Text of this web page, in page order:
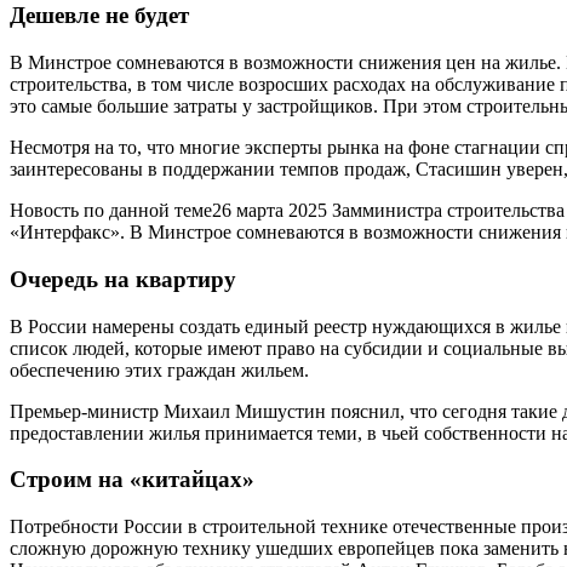
Дешевле не будет
В Минстрое сомневаются в возможности снижения цен на
строительства, в том числе возросших расходах на
это самые большие затраты у застройщиков. При этом
Несмотря на то, что многие эксперты рынка на фоне стагнации
заинтересованы в поддержании темпов продаж, Стасишин уверен,
Новость по данной теме26 марта 2025 Замминистра
«Интерфакс». В Минстрое сомневаются в возможности снижения
Очередь на квартиру
В России намерены создать единый реестр нуждающихся в жилье
список людей, которые имеют право на субсидии и социальные
обеспечению этих граждан жильем.
Премьер-министр Михаил Мишустин пояснил, что сегодня
предоставлении жилья принимается теми, в чьей
Строим на «китайцах»
Потребности России в строительной технике отечественные
сложную дорожную технику ушедших европейцев пока заменить